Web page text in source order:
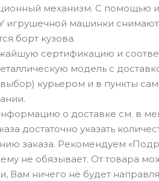
механизм. С помощью
игрушечной машинки
борт кузова.
сертификацию и
модель с
курьером и в пункты
о доставке см. в
достаточно указать
заказа. Рекомендуем
не обязывает. От товара
Вам ничего не будет